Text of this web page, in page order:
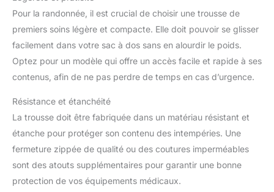
Pour la randonnée, il est crucial de choisir une trousse de
premiers soins légère et compacte. Elle doit pouvoir se glisser
facilement dans votre sac à dos sans en alourdir le poids.
Optez pour un modèle qui offre un accès facile et rapide à ses
contenus, afin de ne pas perdre de temps en cas d’urgence.
Résistance et étanchéité
La trousse doit être fabriquée dans un matériau résistant et
étanche pour protéger son contenu des intempéries. Une
fermeture zippée de qualité ou des coutures imperméables
sont des atouts supplémentaires pour garantir une bonne
protection de vos équipements médicaux.